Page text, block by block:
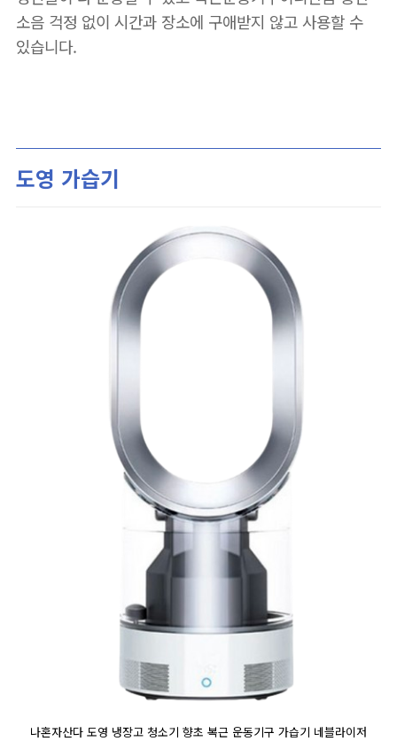
소음 걱정 없이 시간과 장소에 구애받지 않고 사용할 수
있습니다.
도영 가습기
나혼자산다 도영 냉장고 청소기 향초 복근 운동기구 가습기 네블라이저